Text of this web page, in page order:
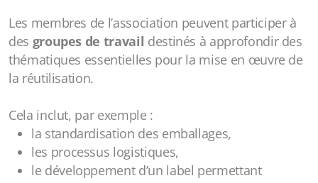
Les membres de l’association peuvent participer à
des groupes de travail destinés à approfondir des
thématiques essentielles pour la mise en œuvre de
la réutilisation.
Cela inclut, par exemple :
la standardisation des emballages,
les processus logistiques,
le développement d’un label permettant